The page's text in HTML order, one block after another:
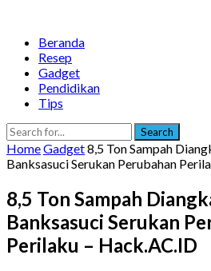
Beranda
Resep
Gadget
Pendidikan
Tips
Search
HomeGadget8,5 Ton Sampah
Banksasuci Serukan Perubahan
8,5 Ton Sampah
Banksasuci Serukan
Perilaku – Hack.AC.ID